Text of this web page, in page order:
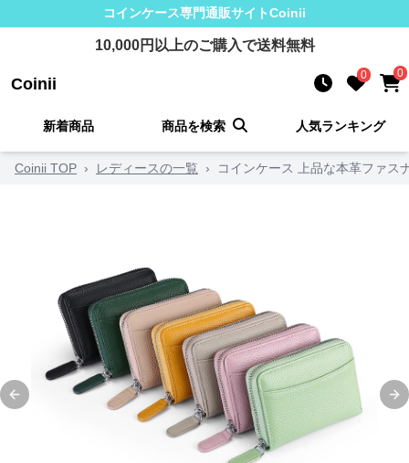
コインケース専門通販サイトCoinii
10,000円以上のご購入で送料無料
Coinii 0 0
新着商品 商品を検索 人気ランキング
Coinii TOP › レディースの一覧 › コインケース 上品な本革ファス
Previous slide